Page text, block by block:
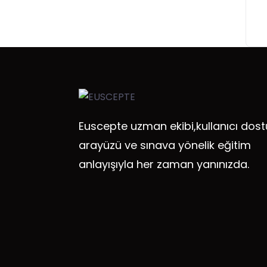
Euscepte uzman ekibi,kullanıcı
arayüzü ve sınava yönelik eğitim
anlayışıyla her zaman yanınızda.